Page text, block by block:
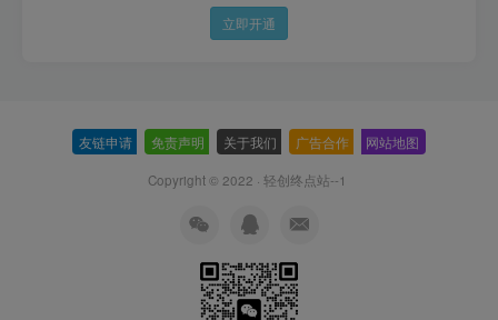
立即开通
友链申请 免责声明 关于我们 广告合作 网站地图
Copyright © 2022 · 轻创终点站--1